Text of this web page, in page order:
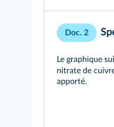
Doc. 2
Le graphique
nitrate de
apporté.